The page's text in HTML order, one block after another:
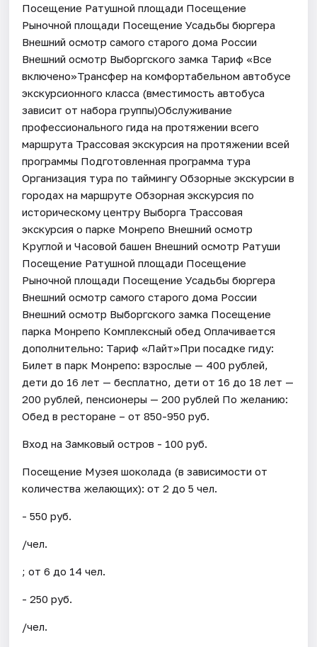
Посещение Ратушной площади Посещение
Рыночной площади Посещение Усадьбы бюргера
Внешний осмотр самого старого дома России
Внешний осмотр Выборгского замка Тариф «Все
включено»Трансфер на комфортабельном автобусе
экскурсионного класса (вместимость автобуса
зависит от набора группы)Обслуживание
профессионального гида на протяжении всего
маршрута Трассовая экскурсия на протяжении всей
программы Подготовленная программа тура
Организация тура по таймингу Обзорные экскурсии в
городах на маршруте Обзорная экскурсия по
историческому центру Выборга Трассовая
экскурсия о парке Монрепо Внешний осмотр
Круглой и Часовой башен Внешний осмотр Ратуши
Посещение Ратушной площади Посещение
Рыночной площади Посещение Усадьбы бюргера
Внешний осмотр самого старого дома России
Внешний осмотр Выборгского замка Посещение
парка Монрепо Комплексный обед Оплачивается
дополнительно: Тариф «Лайт»При посадке гиду:
Билет в парк Монрепо: взрослые — 400 рублей,
дети до 16 лет — бесплатно, дети от 16 до 18 лет —
200 рублей, пенсионеры — 200 рублей По желанию:
Обед в ресторане – от 850-950 руб.
Вход на Замковый остров - 100 руб.
Посещение Музея шоколада (в зависимости от
количества желающих): от 2 до 5 чел.
- 550 руб.
/чел.
; от 6 до 14 чел.
- 250 руб.
/чел.